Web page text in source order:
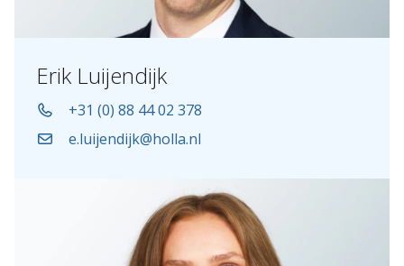
Erik Luijendijk
+31 (0) 88 44 02 378
e.luijendijk@holla.nl